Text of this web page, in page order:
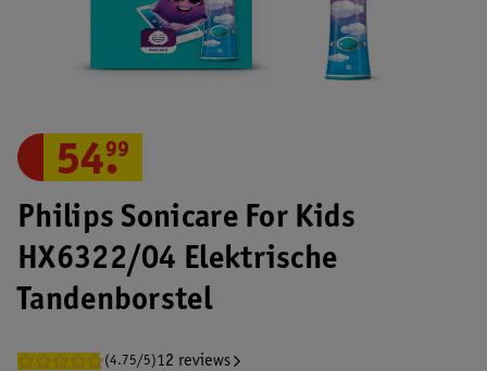
Philips Sonicare For Kids
HX6322/04 Elektrische
Tandenborstel
(4.75/5)12 reviews
54.
99